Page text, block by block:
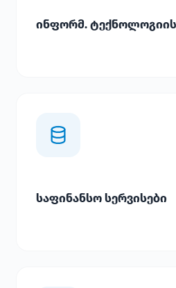
ინფორმ.
საფინანსო სერვისები